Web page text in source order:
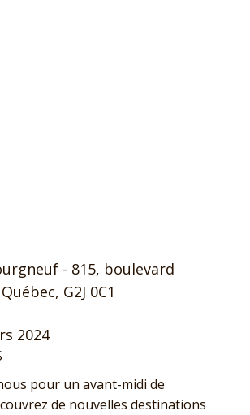
- 815, boulevard
G2J 0C1
2024
pour un avant-midi de
de nouvelles destinations